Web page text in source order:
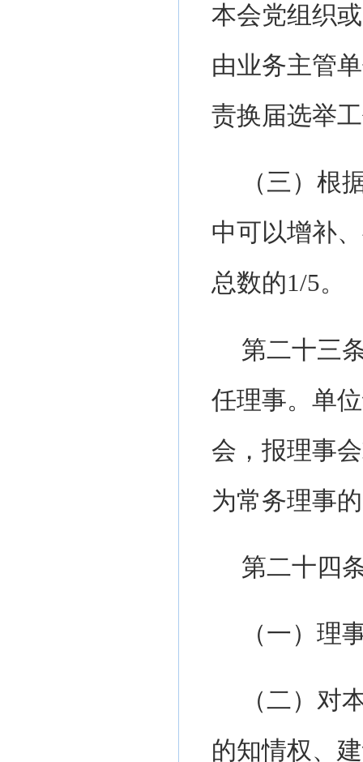
本会党组织
由业务主管
责换届选举
（三）根
中可以增补
总数的1/5。
第二十三
任理事。单
会，报理事
为常务理事
第二十四
（一）理
（二）对
的知情权、